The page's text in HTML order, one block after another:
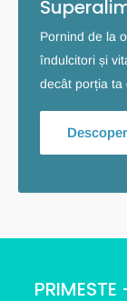
Pornind de la
îndulcitori și
decât porția ta